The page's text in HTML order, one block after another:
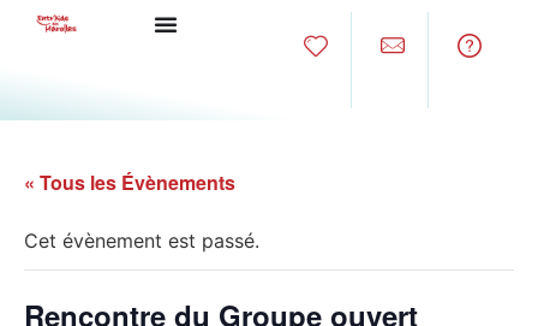
« Tous les Évènements
Cet évènement est passé.
Rencontre du Groupe ouvert